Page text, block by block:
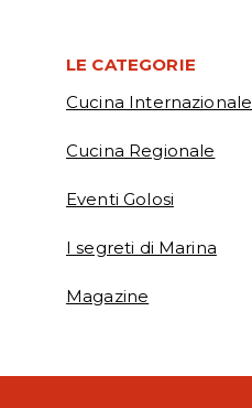
LE CATEGORIE
Cucina Internazionale
Cucina Regionale
Eventi Golosi
I segreti di Marina
Magazine